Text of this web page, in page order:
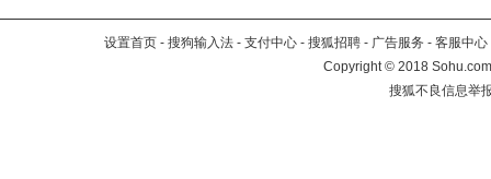
设置首页 - 搜狗输入法 - 支付中心 - 搜狐招聘 - 广告服务 - 客服中心
Copyright©2018
搜狐不良信息举